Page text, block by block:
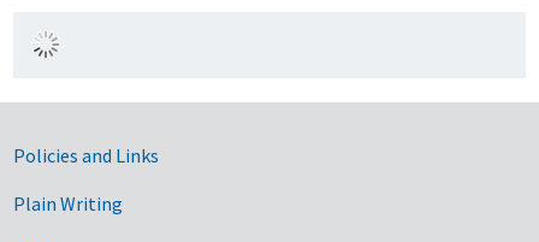
Government Links
Policies and Links
Plain Writing